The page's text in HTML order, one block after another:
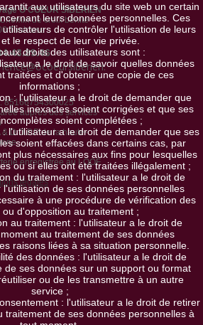
Ô COEUR SIBERIEN
de croix bénite
Toulouse
85166754300025
auprès des services
& D.D.P.P de la haute-
enregistrée au LOOF
légales
aux utilisateurs du site web un certain
leurs données personnelles. Ces
de contrôler l'utilisation de leurs
le respect de leur vie privée.
droits des utilisateurs sont :
a le droit de savoir quelles données
traitées et d'obtenir une copie de ces
informations ;
: l'utilisateur a le droit de demander que
inexactes soient corrigées et que ses
soient complétées ;
l'utilisateur a le droit de demander que ses
soient effacées dans certains cas, par
plus nécessaires aux fins pour lesquelles
ou si elles ont été traitées illégalement ;
du traitement : l'utilisateur a le droit de
de ses données personnelles
à une procédure de vérification des
ou d'opposition au traitement ;
au traitement : l'utilisateur a le droit de
au traitement de ses données
raisons liées à sa situation personnelle.
des données : l'utilisateur a le droit de
de ses données sur un support ou format
ou de les transmettre à un autre
service ;
: l'utilisateur a le droit de retirer
traitement de ses données personnelles à